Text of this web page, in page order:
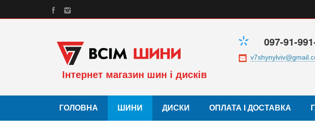
Інтернет магазин шин і дисків
097-91-
ГОЛОВНА ШИНИ ДИСКИ ОПЛАТА І ДОСТАВКА